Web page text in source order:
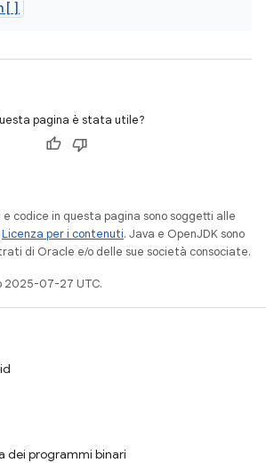
pagina è stata utile?
codice in questa pagina sono soggetti alle
Licenza per i contenuti. Java e OpenJDK sono
di Oracle e/o delle sue società consociate.
2025-07-27 UTC.
dei programmi binari